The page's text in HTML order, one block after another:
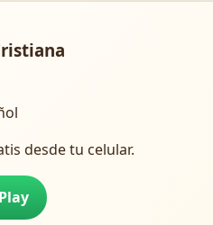
desde tu celular.